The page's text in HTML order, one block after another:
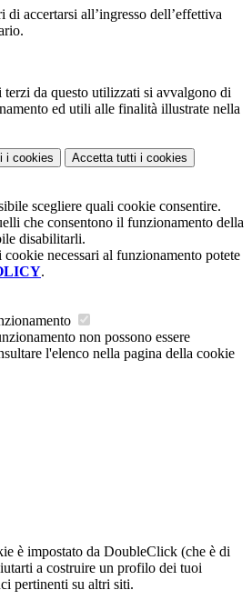
accertarsi all’ingresso dell’effettiva
da questo utilizzati si avvalgono di
ed utili alle finalità illustrate nella
i cookies Accetta tutti i cookies
scegliere quali cookie consentire.
che consentono il funzionamento della
disabilitarli.
necessari al funzionamento potete
.
non possono essere
l'elenco nella pagina della cookie
è impostato da DoubleClick (che è di
a costruire un profilo dei tuoi
pertinenti su altri siti.